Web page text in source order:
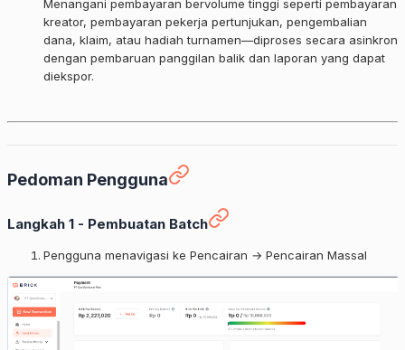
Menangani pembayaran bervolume tinggi seperti pembayaran
kreator, pembayaran pekerja pertunjukan, pengembalian
dana, klaim, atau hadiah turnamen—diproses secara asinkron
dengan pembaruan panggilan balik dan laporan yang dapat
diekspor.
Pedoman Pengguna
Langkah 1 - Pembuatan Batch
Pengguna menavigasi ke Pencairan → Pencairan Massal